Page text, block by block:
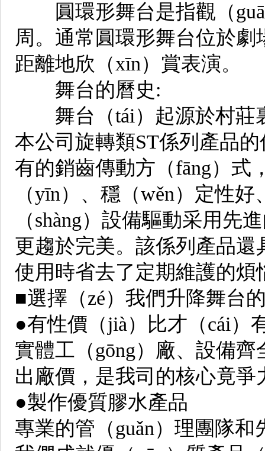
圓環形舞台是指觀（
周。通常圓環形舞台位於劇
距離地欣（xīn）賞表演。
舞台的曆史:
舞台（tái）起源於村莊
本公司旋轉類ST係列產品
有的銷齒傳動方（fāng）式
（yīn）、穩（wěn）定性
（shàng）設備驅動采用先
更趨於完美。該係列產品
使用時省去了定期維護的煩
■選擇（zé）我們升降舞台
●有性價（jià）比才（cái）
實體工（gōng）廠、設備
出廠價，是我司的核心竟爭
●製作優質膠水產品
專業的管（guǎn）理團隊和